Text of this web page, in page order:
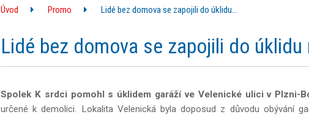
Úvod Promo Lidé bez domova se zapojili do úklidu…
Lidé bez domova se zapojili do
Spolek K srdci pomohl s úklidem garáží ve Velenické ulici v Plzni-
určené k demolici. Lokalita Velenická byla doposud z důvodu obývání